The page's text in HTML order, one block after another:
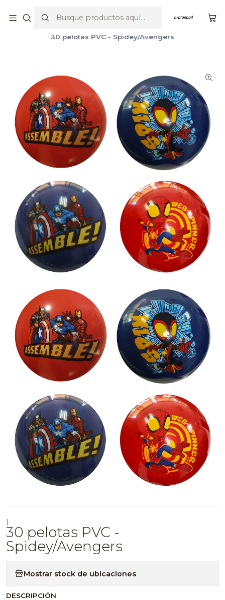
30 pelotas PVC - Spidey/Avengers
|
30 pelotas PVC -
Spidey/Avengers
Mostrar stock de ubicaciones
DESCRIPCIÓN